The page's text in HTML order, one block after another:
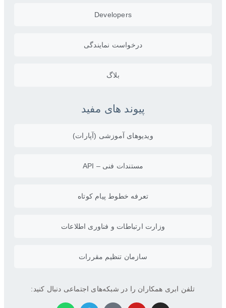
Developers
درخواست نمایندگی
بلاگ
پیوند های مفید
ویدیو‌های آموزشی (آپارات)
مستندات فنی – API
تعرفه خطوط پیام کوتاه
وزارت ارتباطات و فناوری اطلاعات
سازمان تنظیم مقررات
تلفن ابری همکاران را در شبکه‌های اجتماعی دنبال کنید: